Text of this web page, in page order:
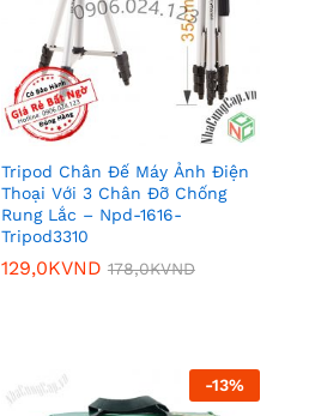
Tripod Chân Đế Máy Ảnh Điện
Thoại Với 3 Chân Đỡ Chống
Rung Lắc – Npd-1616-
Tripod3310
129,0KVND 178,0KVND
129,0KVND 178,0KVND
-13%